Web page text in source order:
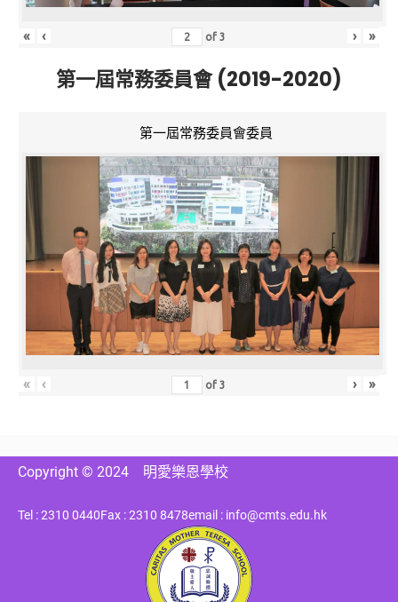
« ‹ of3 › »
第一屆常務委員會 (2019-2020)
第一屆常務委員會委員
« ‹ of3 › »
Copyright © 2024 明愛樂恩學校
Tel : 2310 0440Fax : 2310 8478email : info@cmts.edu.hk